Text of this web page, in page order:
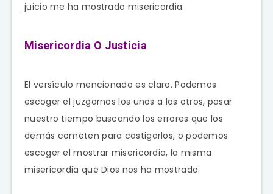
juicio me ha mostrado misericordia.
Misericordia O Justicia
El versículo mencionado es claro. Podemos
escoger el juzgarnos los unos a los otros, pasar
nuestro tiempo buscando los errores que los
demás cometen para castigarlos, o podemos
escoger el mostrar misericordia, la misma
misericordia que Dios nos ha mostrado.